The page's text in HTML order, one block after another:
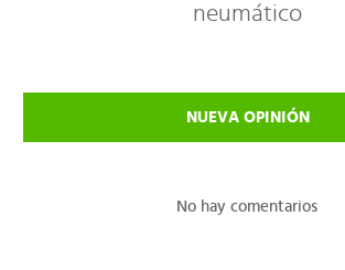
neumático
NUEVA OPINIÓN
No hay comentarios